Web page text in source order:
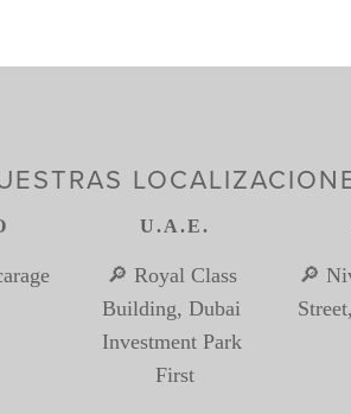
U.A.E.
🔎 Royal Class
Building, Dubai
Investment Park
First
🔎